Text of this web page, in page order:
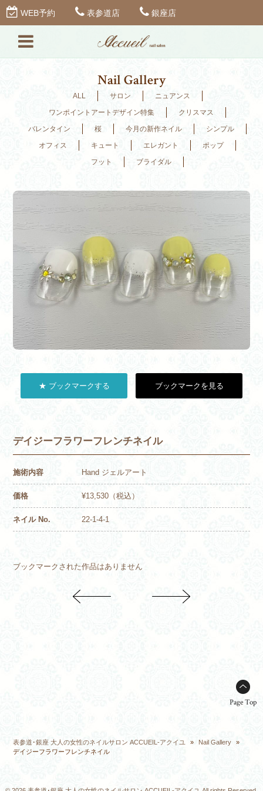
WEB予約 表参道店 銀座店
Nail Gallery
ALL サロン
ニュアンス
ワンポイントアートデザイン特集
クリスマス
バレンタイン
桜 今月の新作ネイル
シンプル
オフィス
キュート エレガント
ポップ
フット
ブライダル
★ ブックマークする ブックマークを見る
デイジーフラワーフレンチネイル
施術内容 Hand ジェルアート
価格 ¥13,530（税込）
ネイル No. 22-1-4-1
ブックマークされた作品はありません
Page Top
表参道･銀座 大人の女性のネイルサロン ACCUEIL-アクイユ » Nail Gallery
»
デイジーフラワーフレンチネイル